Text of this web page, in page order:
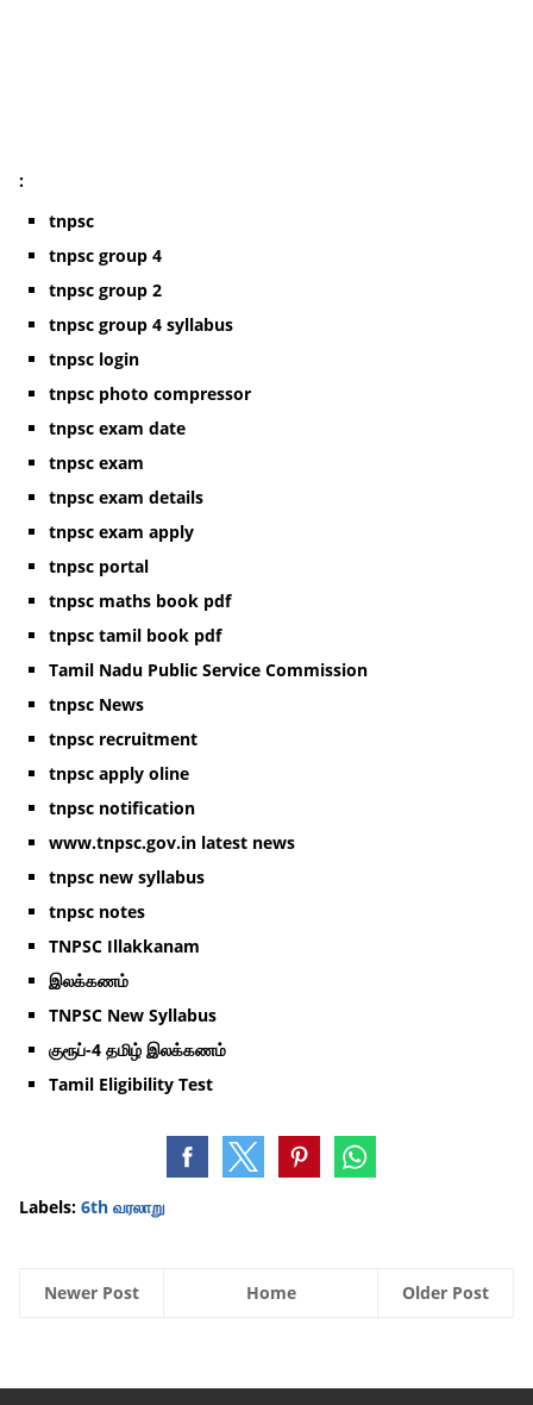
:
tnpsc
tnpsc group 4
tnpsc group 2
tnpsc group 4 syllabus
tnpsc login
tnpsc photo compressor
tnpsc exam date
tnpsc exam
tnpsc exam details
tnpsc exam apply
tnpsc portal
tnpsc maths book pdf
tnpsc tamil book pdf
Tamil Nadu Public Service Commission
tnpsc News
tnpsc recruitment
tnpsc apply oline
tnpsc notification
www.tnpsc.gov.in latest news
tnpsc new syllabus
tnpsc notes
TNPSC Illakkanam
இலக்கணம்
TNPSC New Syllabus
குரூப்-4 தமிழ் இலக்கணம்
Tamil Eligibility Test
Labels: 6th வரலாறு
Newer Post Older Post
Home